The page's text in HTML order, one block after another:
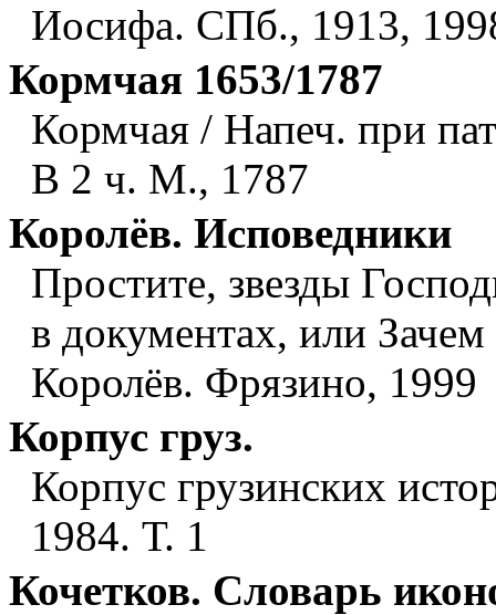
Иосифа. СПб., 1913,
Кормчая 1653/1787
Кормчая / Напеч. при
В 2 ч. М., 1787
Королёв. Исповедники
Простите, звезды
в документах, или
Королёв. Фрязино, 1999
Корпус груз.
Корпус грузинских
1984. Т. 1
Кочетков. Словарь